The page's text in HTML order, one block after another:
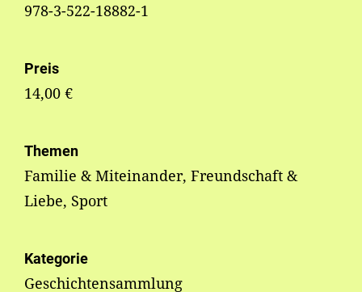
978-3-522-18882-1
Preis
14,00 €
Themen
Familie & Miteinander, Freundschaft &
Liebe, Sport
Kategorie
Geschichtensammlung